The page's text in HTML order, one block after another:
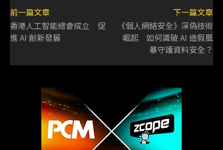
前一篇文章
香港人工智能總會成立 促
進 AI 創新發展
下一篇文章
《個人網絡安全》深偽技術
崛起 如何識破 AI 造假風
暴守護資料安全？